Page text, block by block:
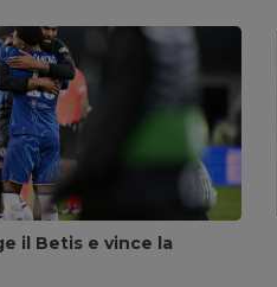
il Betis e vince la